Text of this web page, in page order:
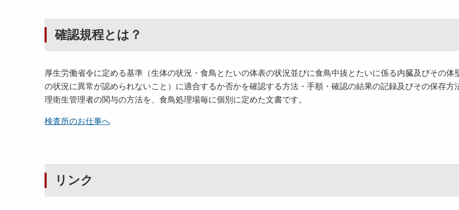
確認規程とは？
厚生労働省令に定める基準（生体の状況・食鳥とたいの体表の状況並びに食鳥中抜とたいに係る内臓及びその体
の状況に異常が認められないこと）に適合するか否かを確認する方法・手順・確認の結果の記録及びその保存方
理衛生管理者の関与の方法を、食鳥処理場毎に個別に定めた文書です。
検査所のお仕事へ
リンク